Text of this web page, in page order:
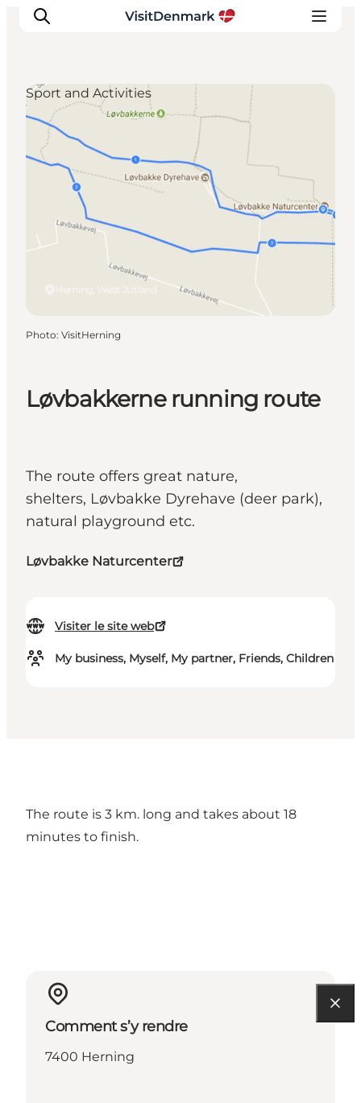
Inspirations
Destinations
Quoi faire
Hébergements
Planifiez votre voyage
Løvbakkerne running route
The route offers great nature,
shelters, Løvbakke Dyrehave (deer park),
natural playground etc.
Løvbakke Naturcenter
Visiter le site web
My business, Myself, My partner, Friends, Children
Sport and Activities
Photo: VisitHerning
The route is 3 km. long and takes about 18
minutes to finish.
Comment s’y rendre
7400 Herning